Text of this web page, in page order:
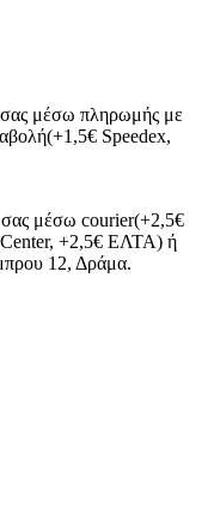
σας μέσω πληρωμής με
Speedex,
σας μέσω courier(+2,5€
+2,5€ ΕΛΤΑ) ή
12, Δράμα.